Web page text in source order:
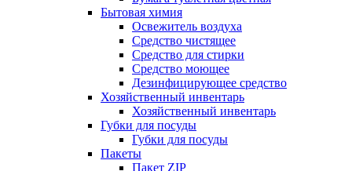
Бытовая химия
Освежитель воздуха
Средство чистящее
Средство для стирки
Средство моющее
Дезинфицирующее средство
Хозяйственный инвентарь
Хозяйственный инвентарь
Губки для посуды
Губки для посуды
Пакеты
Пакет ZIP